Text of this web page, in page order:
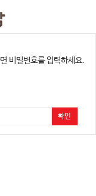
비밀번호를 입력하세요.
확인